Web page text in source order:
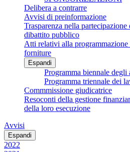
Delibera a contrarre
Avvisi di preinformazione
Trasparenza nella
dibattito pubblico
Atti relativi alla
forniture
Espandi
Programma biennale
Programma triennale dei
Commmissione giudicatrice
Resoconti della gestione
della loro esecuzione
Avvisi
Espandi
2022